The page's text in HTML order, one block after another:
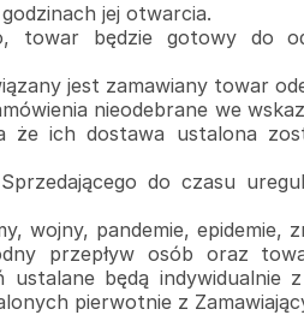
jej otwarcia.
towar będzie gotowy do
jest zamawiany towar
nieodebrane we
ich dostawa ustalona
do czasu
wojny, pandemie, epidemie,
przepływ osób oraz
będą indywidualnie
pierwotnie z